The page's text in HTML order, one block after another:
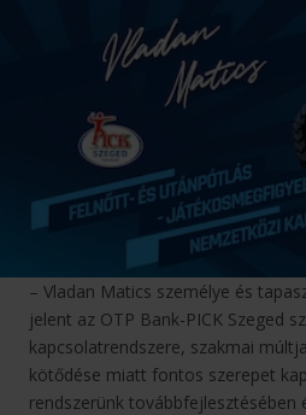
– Vladan Matics személye és
jelent az OTP Bank-PICK Szeged
kapcsolatrendszere, szakmai
kötődése miatt fontos szerepet
rendszerünk továbbfejlesztésében